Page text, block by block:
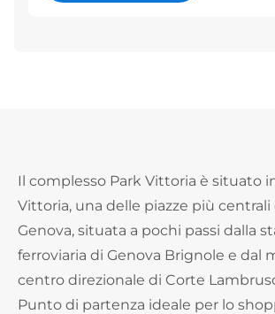
Il complesso Park Vittoria è situato
Vittoria, una delle piazze più centrali
Genova, situata a pochi passi dalla
ferroviaria di Genova Brignole e dal
centro direzionale di Corte
Punto di partenza ideale per lo